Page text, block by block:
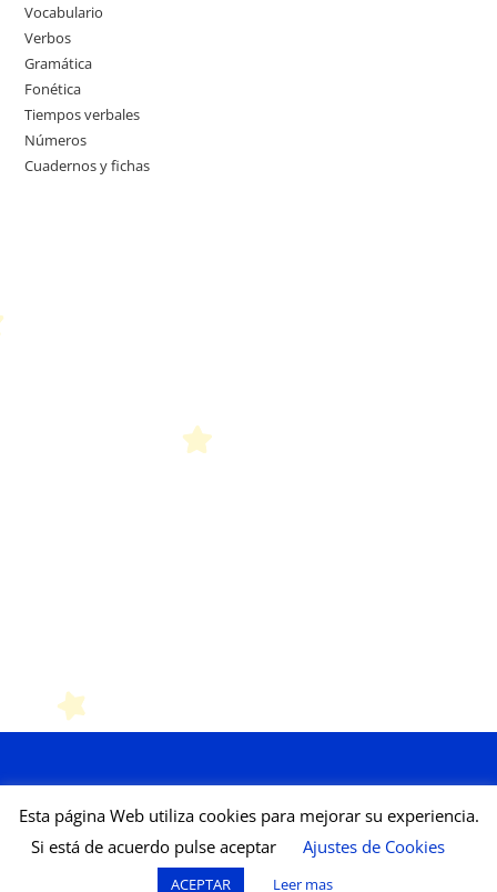
Vocabulario
Verbos
Gramática
Fonética
Tiempos verbales
Números
Cuadernos y fichas
Aviso legal Política de Cookies
Esta página Web utiliza cookies para mejorar su experiencia.
Si está de acuerdo pulse aceptar
Ajustes de Cookies
ACEPTAR Leer mas